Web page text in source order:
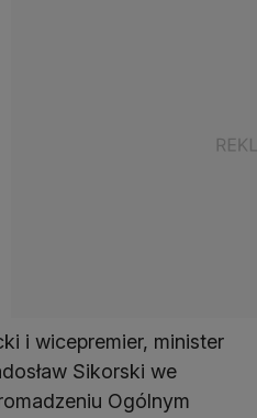
i wicepremier, minister
Sikorski we
Ogólnym